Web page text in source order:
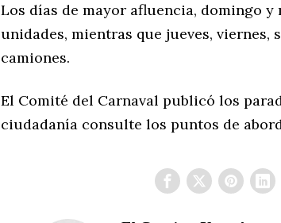
Los días de mayor afluencia, domingo y
unidades, mientras que jueves, viernes,
camiones.
El Comité del Carnaval publicó los
ciudadanía consulte los puntos de